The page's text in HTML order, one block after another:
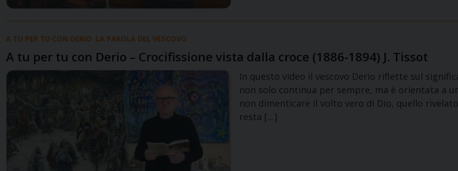
A TU PER TU CON DERIO LA PAROLA DEL VESCOVO
A tu per tu con Derio – Crocifissione vista dalla croce (1886-1894) J. Tissot
In questo video il vescovo Derio riflette sul
non solo continua per sempre, ma è orientata a
non dimenticare il volto vero di Dio, quello
resta […]